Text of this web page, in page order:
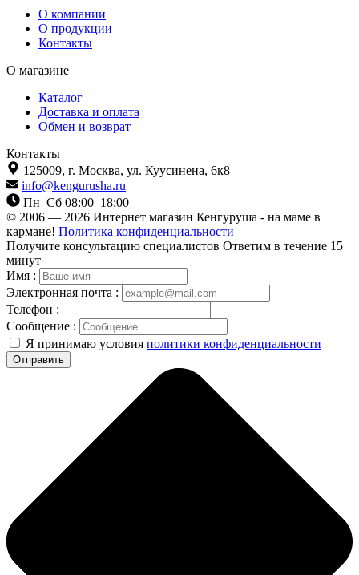
О компании
О продукции
Контакты
О магазине
Каталог
Доставка и оплата
Обмен и возврат
Контакты
125009, г. Москва, ул. Куусинена, 6к8
info@kengurusha.ru
Пн–Сб 08:00–18:00
© 2006 — 2026 Интернет магазин Кенгуруша - на маме в
кармане! Политика конфиденциальности
Получите консультацию специалистов Ответим в течение 15
минут
Имя :
Электронная почта :
Телефон :
Сообщение :
Я принимаю условия политики конфиденциальности
Отправить